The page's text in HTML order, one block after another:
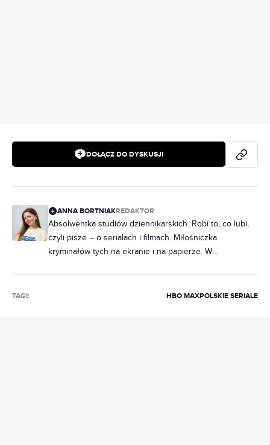
DOŁĄCZ DO DYSKUSJI
ANNA BORTNIAKREDAKTOR
Absolwentka studiów dziennikarskich. Robi to, co lubi,
czyli pisze – o serialach i filmach. Miłośniczka
kryminałów tych na ekranie i na papierze. W
nabałaganić w słowach. Zakochana w Norwegii, dobrej,
TAGI: HBO MAXPOLSKIE SERIALE